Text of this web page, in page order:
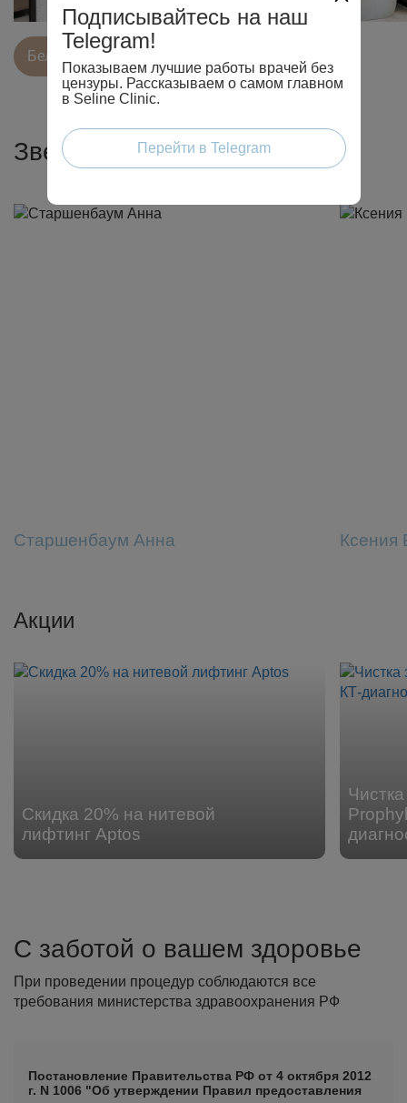
Белорусcкая
Звезды в Seline Clinic
Старшенбаум Анна Ксения
Акции
Скидка 20% на нитевой
лифтинг Aptos
С заботой о вашем здоровье
При проведении процедур соблюдаются все
требования министерства здравоохранения РФ
Постановление Правительства РФ от 4 октября 2012
г. N 1006 "Об утверждении Правил предоставления
Подписывайтесь на наш
Telegram!
Показываем лучшие работы врачей без
цензуры. Рассказываем о самом главном
в Seline Clinic.
Перейти в Telegram